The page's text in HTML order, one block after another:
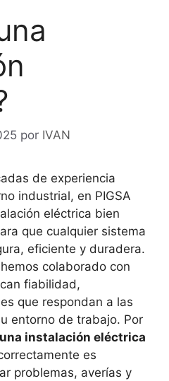
por IVAN
de experiencia
industrial, en PIGSA
eléctrica bien
que cualquier sistema
eficiente y duradera.
colaborado con
fiabilidad,
que respondan a las
entorno de trabajo. Por
instalación eléctrica
es
problemas, averías y